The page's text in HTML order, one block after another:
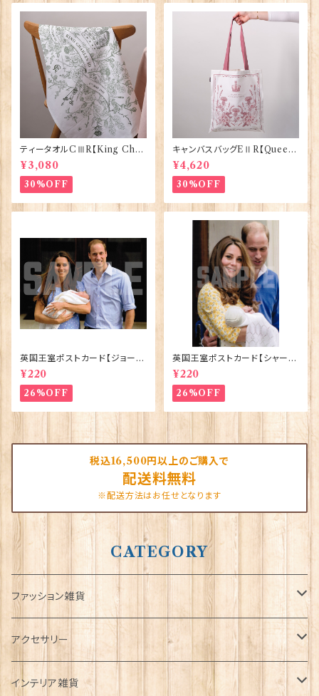
ティータオルCⅢR【King Char
lesⅢ Coronation】Victoria
Eggs 50129
¥3,080
30%OFF
キャンバスバッグEⅡR【Queen
ElizabethⅡ Commemorativ
e】Victoria Eggs 90332
¥4,620
30%OFF
英国王室ポストカード【ジョージ
王子ご誕生】Pageantry Post
card 90183-JEF100
¥220
26%OFF
英国王室ポストカード【シャーロ
ット王女2】Pageantry Postca
rd 90183-JEF202
¥220
26%OFF
税込16,500円以上のご購入で
配送料無料
※配送方法はお任せとなります
CATEGORY
ファッション雑貨
タータンネクタイ
帽子
アクセサリー
ORTAK
インテリア雑貨